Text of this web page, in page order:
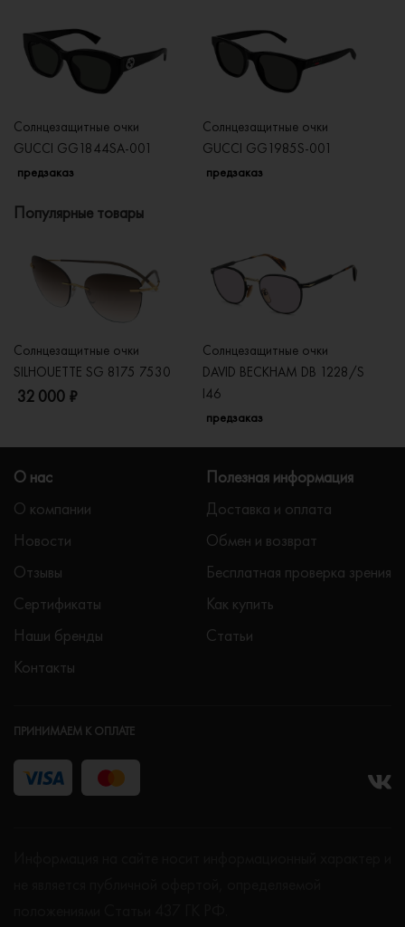
Солнцезащитные очки
GUCCI GG1844SA-001
предзаказ
Солнцезащитные очки
GUCCI GG1985S-001
предзаказ
Популярные товары
Солнцезащитные очки
SILHOUETTE SG 8175 7530
32 000 ₽
Солнцезащитные очки
DAVID BECKHAM DB 1228/S
I46
предзаказ
О нас
О компании
Новости
Отзывы
Сертификаты
Наши бренды
Контакты
Полезная информация
Доставка и оплата
Обмен и возврат
Бесплатная проверка зрения
Как купить
Статьи
ПРИНИМАЕМ К ОПЛАТЕ